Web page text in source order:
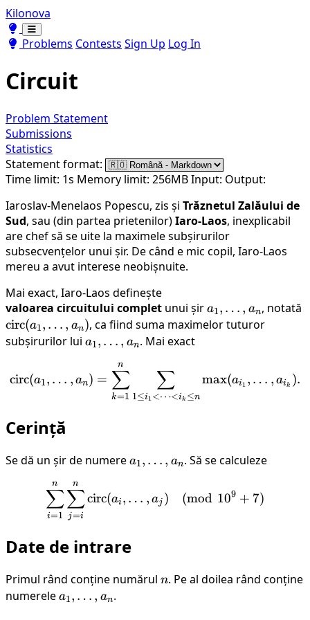
Kilonova
Toggle theme
Toggle theme
Problems Contests Sign Up Log In
Circuit
Problem Statement
Submissions
Statistics
Statement format:
Time limit: 1s Memory limit: 256MBInput: Output:
Iaroslav-Menelaos Popescu, zis și Trăznetul Zalăului de
Sud, sau (din partea prietenilor)Iaro-Laos, inexplicabil
are chef să se uite la maximele subșirurilor
subsecvențelor unui șir. De când e mic copil, Iaro-Laos
mereu a avut interese neobișnuite.
Mai exact, Iaro-Laos definește
valoarea circuitului complet unui șira_1,
\ldots,
a1, … , an, notată
circ(a1, … , an), ca fiind suma maximelor tuturor
subșirurilor lui a_1,
a_n
a1, … , an. Mai exact
\text{circ}(a_1, \ldots,
circ(a1, … , an) =
k=1
∑
n
1≤i1<⋯<ik ≤n
∑ max(ai1 , … , aik ).
Cerință
Se dă un șir de numerea_1,
a1, … , an. Să se calculeze
\sum_{i = 1}^n \sum_{j
i=1
∑
n
j=i
∑
n
circ(ai , … , aj ) (mod 109 + 7)
Date de intrare
Primul rând conține numărul n
n. Pe al doilea rând conține
numerelea_1,
a1, … , an.